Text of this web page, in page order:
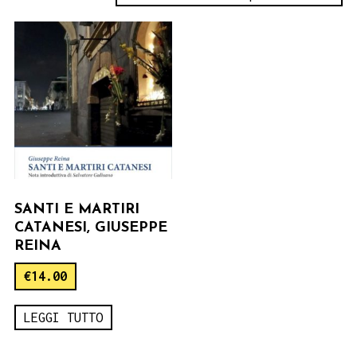
SANTI E MARTIRI
CATANESI, GIUSEPPE
REINA
€14.00
LEGGI TUTTO